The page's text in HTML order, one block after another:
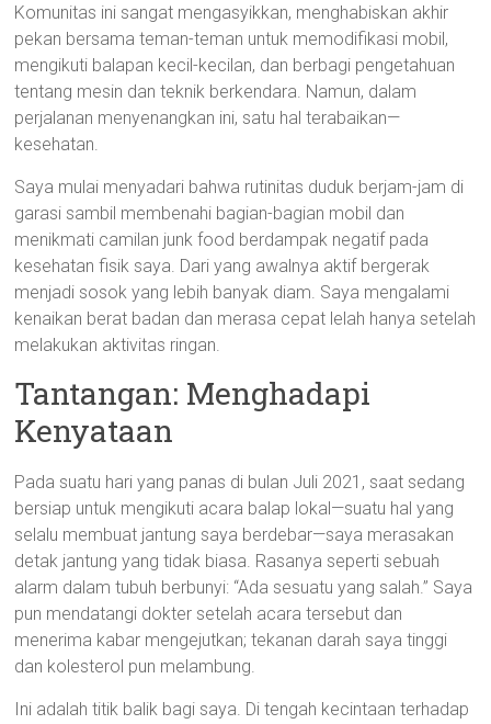
Komunitas ini sangat mengasyikkan, menghabiskan akhir
pekan bersama teman-teman untuk memodifikasi mobil,
mengikuti balapan kecil-kecilan, dan berbagi pengetahuan
tentang mesin dan teknik berkendara. Namun, dalam
perjalanan menyenangkan ini, satu hal terabaikan—
kesehatan.
Saya mulai menyadari bahwa rutinitas duduk berjam-jam di
garasi sambil membenahi bagian-bagian mobil dan
menikmati camilan junk food berdampak negatif pada
kesehatan fisik saya. Dari yang awalnya aktif bergerak
menjadi sosok yang lebih banyak diam. Saya mengalami
kenaikan berat badan dan merasa cepat lelah hanya setelah
melakukan aktivitas ringan.
Tantangan: Menghadapi
Kenyataan
Pada suatu hari yang panas di bulan Juli 2021, saat sedang
bersiap untuk mengikuti acara balap lokal—suatu hal yang
selalu membuat jantung saya berdebar—saya merasakan
detak jantung yang tidak biasa. Rasanya seperti sebuah
alarm dalam tubuh berbunyi: “Ada sesuatu yang salah.” Saya
pun mendatangi dokter setelah acara tersebut dan
menerima kabar mengejutkan; tekanan darah saya tinggi
dan kolesterol pun melambung.
Ini adalah titik balik bagi saya. Di tengah kecintaan terhadap